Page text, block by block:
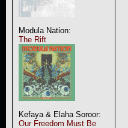
Modula Nation:
The Rift
Kefaya & Elaha Soroor:
Our Freedom Must Be